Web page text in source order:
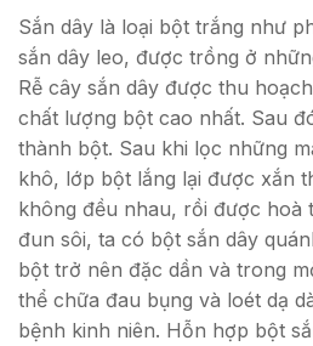
Sắn dây là loại bột trắng như
sắn dây leo, được trồng ở
Rễ cây sắn dây được thu
chất lượng bột cao nhất. Sau
thành bột. Sau khi lọc những
khô, lớp bột lắng lại được xắn
không đều nhau, rồi được hoà
đun sôi, ta có bột sắn dây
bột trở nên đặc dần và trong
thể chữa đau bụng và loét dạ
bệnh kinh niên. Hỗn hợp bột